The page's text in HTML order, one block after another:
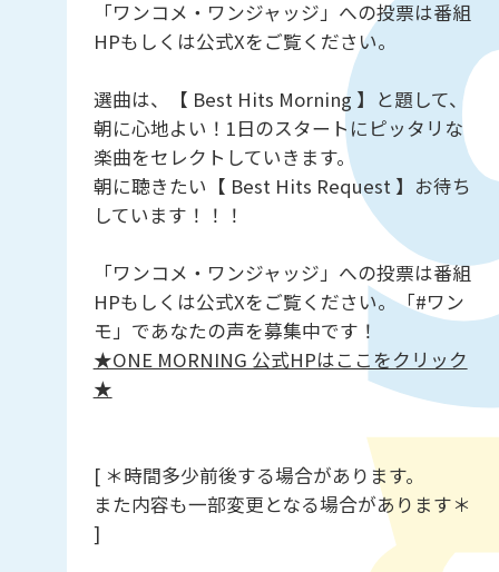
「ワンコメ・ワンジャッジ」への投票は番組
HPもしくは公式Xをご覧ください。
選曲は、【 Best Hits Morning 】と題して、
朝に心地よい！1日のスタートにピッタリな
楽曲をセレクトしていきます。
朝に聴きたい【 Best Hits Request 】お待ち
しています！！！
「ワンコメ・ワンジャッジ」への投票は番組
HPもしくは公式Xをご覧ください。「#ワン
モ」であなたの声を募集中です！
★ONE MORNING 公式HPはここをクリック
★
[ ＊時間多少前後する場合があります。
また内容も一部変更となる場合があります＊
]